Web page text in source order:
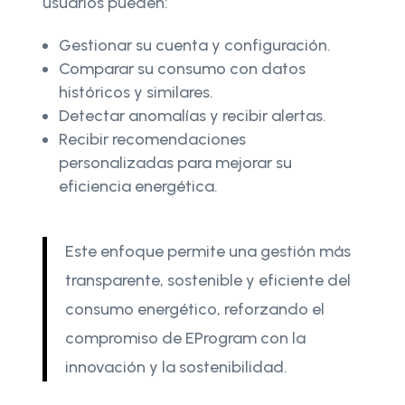
Gestionar su cuenta y configuración.
Comparar su consumo con datos
históricos y similares.
Detectar anomalías y recibir alertas.
Recibir recomendaciones
personalizadas para mejorar su
eficiencia energética.
Este enfoque permite una gestión más
transparente, sostenible y eficiente del
consumo energético, reforzando el
compromiso de EProgram con la
innovación y la sostenibilidad.